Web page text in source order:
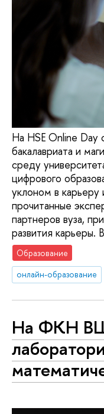
На HSE Online Day
бакалавриата и
среду
цифрового
уклоном в карьеру
прочитанные
партнеров вуза,
развития карьеры.
Образование
онлайн-образование
На ФКН